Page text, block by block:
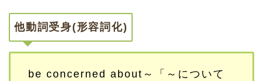
他動詞受身(形容詞化)
be concerned about～「～について